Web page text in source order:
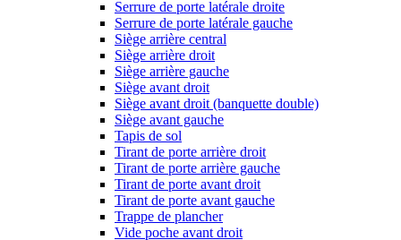
Serrure de porte latérale droite
Serrure de porte latérale gauche
Siège arrière central
Siège arrière droit
Siège arrière gauche
Siège avant droit
Siège avant droit (banquette double)
Siège avant gauche
Tapis de sol
Tirant de porte arrière droit
Tirant de porte arrière gauche
Tirant de porte avant droit
Tirant de porte avant gauche
Trappe de plancher
Vide poche avant droit